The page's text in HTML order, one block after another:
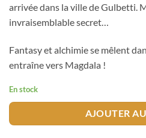
arrivée dans la ville de Gulbetti.
invraisemblable secret…
Fantasy et alchimie se mêlent
entraîne vers Magdala !
En stock
AJOUTER